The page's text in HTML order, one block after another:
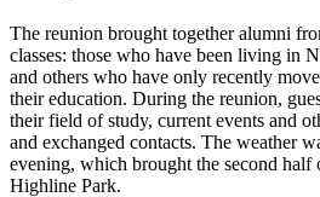
The reunion brought together alumni
classes: those who have been living in
and others who have only recently
their education. During the reunion,
their field of study, current events and
and exchanged contacts. The weather
evening, which brought the second half
Highline Park.